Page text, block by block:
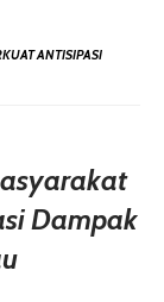
ANTISIPASI
Dampak